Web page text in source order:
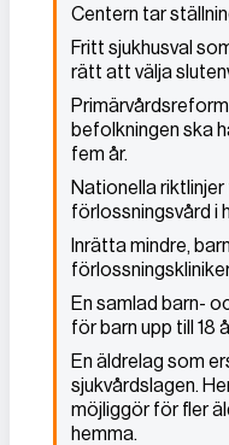
Centern tar
Fritt sjukhusval
rätt att välja
befolkningen ska
fem år.
Nationella riktlinjer
förlossningsvård i
Inrätta mindre,
En samlad barn-
för barn upp till 18
En äldrelag som
sjukvårdslagen.
möjliggör för fler
hemma.